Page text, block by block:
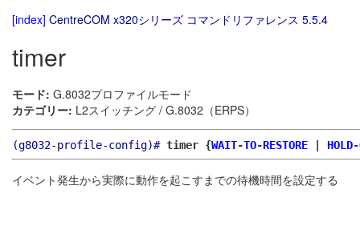
[index] CentreCOM x320シリーズ コマンドリファレンス 5.5.4
timer
モード: G.8032プロファイルモード
カテゴリー: L2スイッチング / G.8032（ERPS）
(g8032-profile-config)# timer {WAIT-TO-RESTORE HOLD-
イベント発生から実際に動作を起こすまでの待機時間を設定する